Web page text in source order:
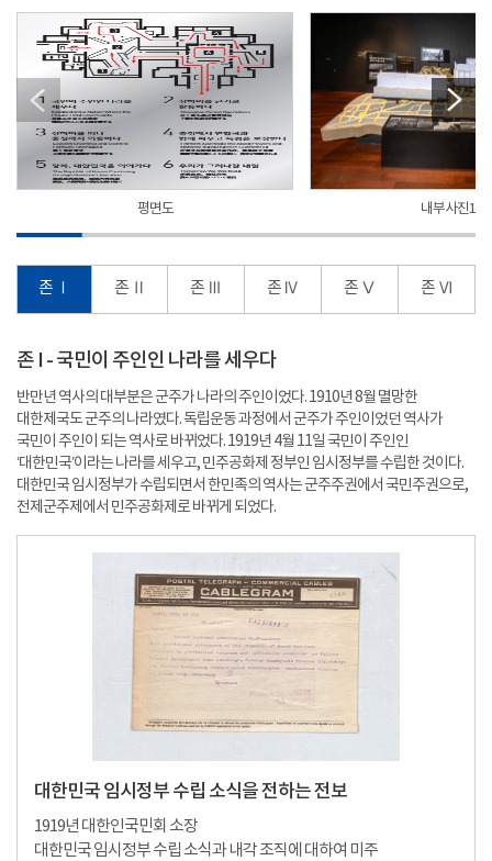
평면도 내부사진1
존 Ⅰ 존 Ⅱ 존 Ⅲ 존 Ⅳ 존 Ⅴ 존 Ⅵ
존 I - 국민이 주인인 나라를 세우다
반만년 역사의 대부분은 군주가 나라의 주인이었다. 1910년 8월 멸망한
대한제국도 군주의 나라였다. 독립운동 과정에서 군주가 주인이었던 역사가
국민이 주인이 되는 역사로 바뀌었다. 1919년 4월 11일 국민이 주인인
‘대한민국’이라는 나라를 세우고, 민주공화제 정부인 임시정부를 수립한 것이다.
대한민국 임시정부가 수립되면서 한민족의 역사는 군주주권에서 국민주권으로,
전제군주제에서 민주공화제로 바뀌게 되었다.
대한민국 임시정부 수립 소식을 전하는 전보
1919년 대한인국민회 소장
대한민국 임시정부 수립 소식과 내각 조직에 대하여 미주